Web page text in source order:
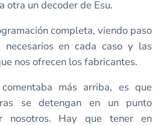
otra un decoder de Esu.
completa, viendo paso
en cada caso y las
nos ofrecen los fabricantes.
más arriba, es que
se detengan en un punto
nosotros. Hay que tener en